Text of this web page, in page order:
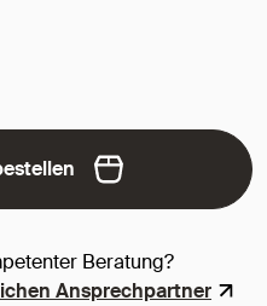
Beratung?
Ansprechpartner